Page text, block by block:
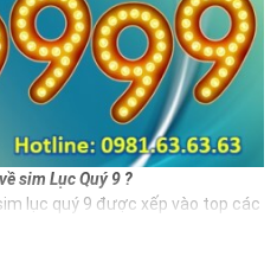
sim Lục Quý 9 ?
lục quý 9 được xếp vào top các